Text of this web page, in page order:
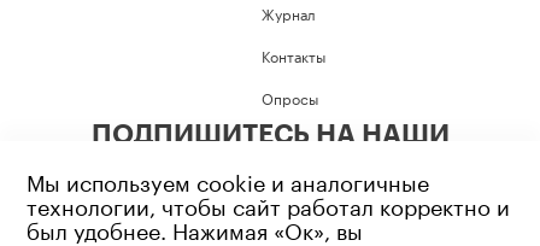
Журнал
Контакты
Опросы
ПОДПИШИТЕСЬ НА НАШИ
Мы используем cookie и аналогичные
технологии, чтобы сайт работал корректно и
был удобнее. Нажимая «Ок», вы